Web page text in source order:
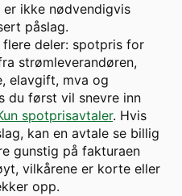
ikke nødvendigvis
påslag.
deler: spotpris for
strømleverandøren,
elavgift, mva og
du først vil snevre inn
spotprisavtaler. Hvis
kan en avtale se billig
gunstig på fakturaen
vilkårene er korte eller
opp.